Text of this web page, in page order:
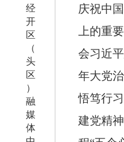
经
开
区
（
头
区
）
融
媒
体
庆祝中
上的重
会习近
年大党
悟笃行
建党精